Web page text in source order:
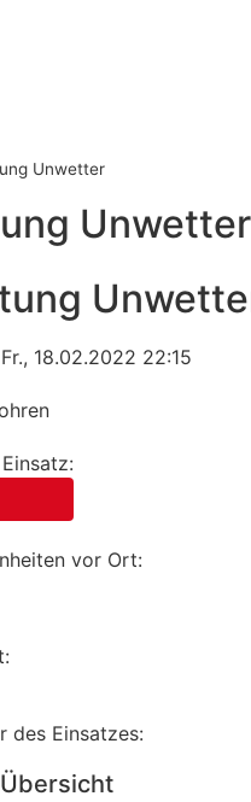
Unwetter
Unwetter
18.02.2022 22:15
vor Ort:
des Einsatzes: